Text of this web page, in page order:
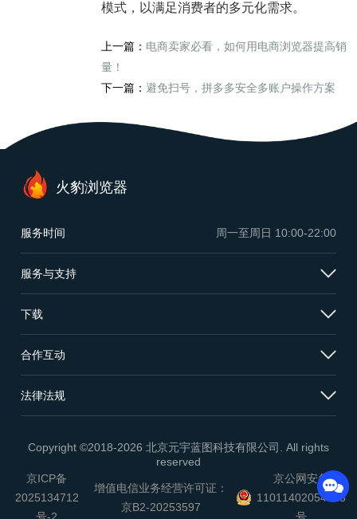
模式，以满足消费者的多元化需求。
上一篇： 电商卖家必看，如何用电商浏览器提高销
量！
下一篇： 避免扫号，拼多多安全多账户操作方案
服务时间 周一至周日 10:00-22:00
火豹浏览器
服务与支持
下载
合作互动
法律法规
Copyright ©2018-2026 北京元宇蓝图科技有限公司. All rights
reserved
京ICP备
2025134712
增值电信业务经营许可证：
京B2-20253597
京公网安备
11011402054503